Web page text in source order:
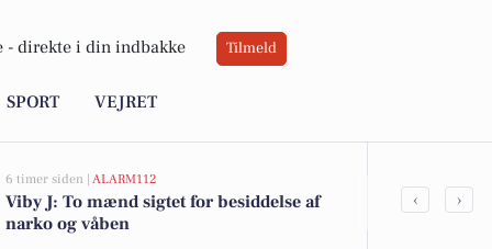
- direkte i din indbakke Tilmeld
SPORT VEJRET
6 timer siden | ALARM112
Viby J: To mænd sigtet for besiddelse af
narko og våben
Indbrud i
‹ ›